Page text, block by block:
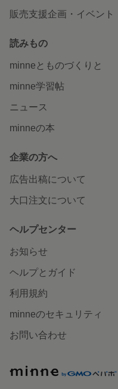
販売支援企画・イベント
読みもの
minneとものづくりと
minne学習帖
ニュース
minneの本
企業の方へ
広告出稿について
大口注文について
ヘルプセンター
お知らせ
ヘルプとガイド
利用規約
minneのセキュリティ
お問い合わせ